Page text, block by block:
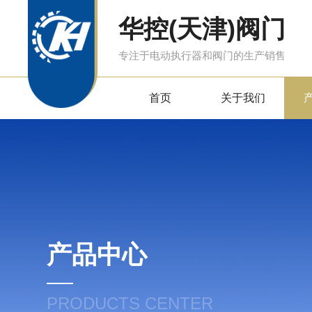
华控(天津)阀门
专注于电动执行器和阀门的生产销售
首页 关于我们
产品中心
PRODUCTS CENTER